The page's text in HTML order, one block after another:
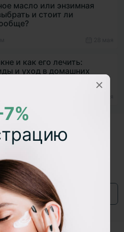
×
масло или энзимная
и стоит ли
и как его лечить:
и уход в домашних
об акциях и скидках
нашу e-mail рассылку
Подписаться
оферты